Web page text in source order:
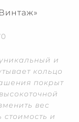
и
кольцо
покрыт
вес
и